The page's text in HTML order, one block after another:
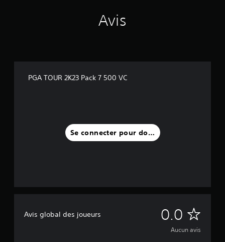
Avis
PGA TOUR 2K23 Pack 7 500 VC
Se connecter pour donner un avis
Avis global des joueurs 0.0 A
u
Aucun avis